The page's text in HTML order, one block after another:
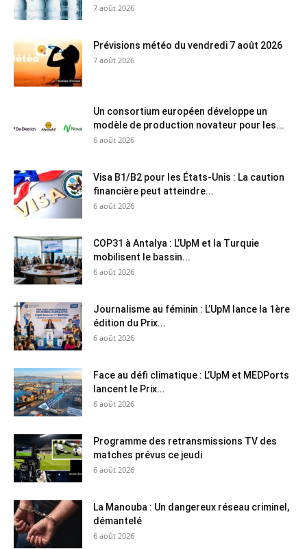
7 août 2026
Prévisions météo du vendredi 7 août 2026
7 août 2026
Un consortium européen développe un
modèle de production novateur pour les...
6 août 2026
Visa B1/B2 pour les États-Unis : La caution
financière peut atteindre...
6 août 2026
COP31 à Antalya : L’UpM et la Turquie
mobilisent le bassin...
6 août 2026
Journalisme au féminin : L’UpM lance la 1ère
édition du Prix...
6 août 2026
Face au défi climatique : L’UpM et MEDPorts
lancent le Prix...
6 août 2026
Programme des retransmissions TV des
matches prévus ce jeudi
6 août 2026
La Manouba : Un dangereux réseau criminel,
démantelé
6 août 2026